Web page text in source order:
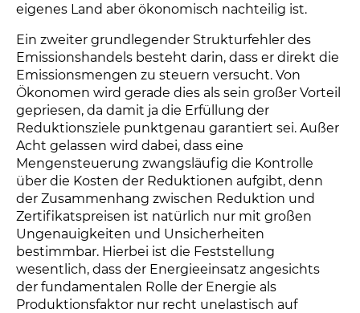
eigenes Land aber ökonomisch nachteilig ist.
Ein zweiter grundlegender Strukturfehler des
Emissionshandels besteht darin, dass er direkt die
Emissionsmengen zu steuern versucht. Von
Ökonomen wird gerade dies als sein großer Vorteil
gepriesen, da damit ja die Erfüllung der
Reduktionsziele punktgenau garantiert sei. Außer
Acht gelassen wird dabei, dass eine
Mengensteuerung zwangsläufig die Kontrolle
über die Kosten der Reduktionen aufgibt, denn
der Zusammenhang zwischen Reduktion und
Zertifikatspreisen ist natürlich nur mit großen
Ungenauigkeiten und Unsicherheiten
bestimmbar. Hierbei ist die Feststellung
wesentlich, dass der Energieeinsatz angesichts
der fundamentalen Rolle der Energie als
Produktionsfaktor nur recht unelastisch auf